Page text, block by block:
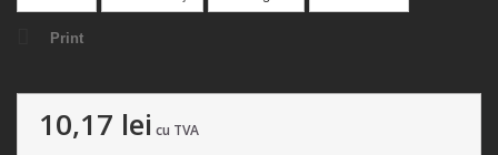
Print
10,17 lei cu TVA